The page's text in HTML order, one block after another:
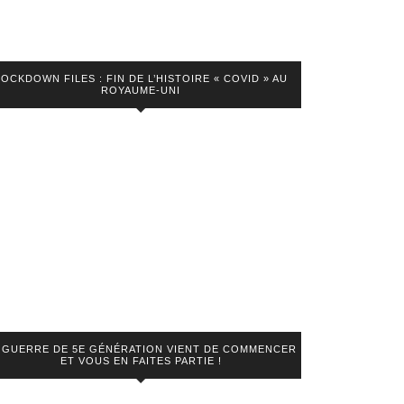
FILES : FIN DE L’HISTOIRE « COVID » AU
ROYAUME-UNI
GUERRE DE 5E GÉNÉRATION VIENT DE COMMENCER
ET VOUS EN FAITES PARTIE !